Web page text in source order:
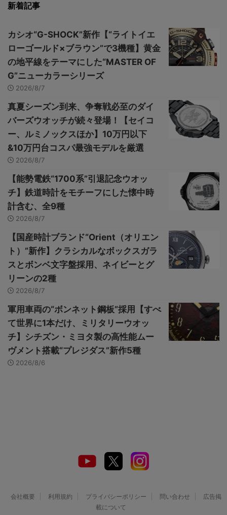
新着記事
カシオ“G-SHOCK”新作【“ライトイエ
ローゴールド×ブラウン”で3機種】黄金
の地平線をテーマにした“MASTER OF
G”ニューカラーシリーズ
2026/8/7
真夏シーズン到来、争奪戦必至のダイ
バーズウオッチが続々登場！【セイコ
ー、ルミノックスほか】10万円以下
&10万円台コスパ最強モデルを厳選
2026/8/7
【能勢電鉄“1700系”引退記念ウオッ
チ】鉄道時計をモチーフにした懐中時
計含む、全9種
2026/8/7
【国産時計ブランド“Orient（オリエン
ト）”新作】クラシカルなボックスガラ
スとボンベ文字盤採用、ネイビーとグ
リーンの2種
2026/8/7
軍用車両の“ボンネット鋼板”採用【すべ
て世界に1本だけ、ミリタリーウオッ
チ】シチズン・ミヨタ製の高性能ムー
ヴメント搭載“プレジダス”新作5種
2026/8/6
会社概要 利用規約 プライバシーポリシー 問い合わせ
広告掲
載について